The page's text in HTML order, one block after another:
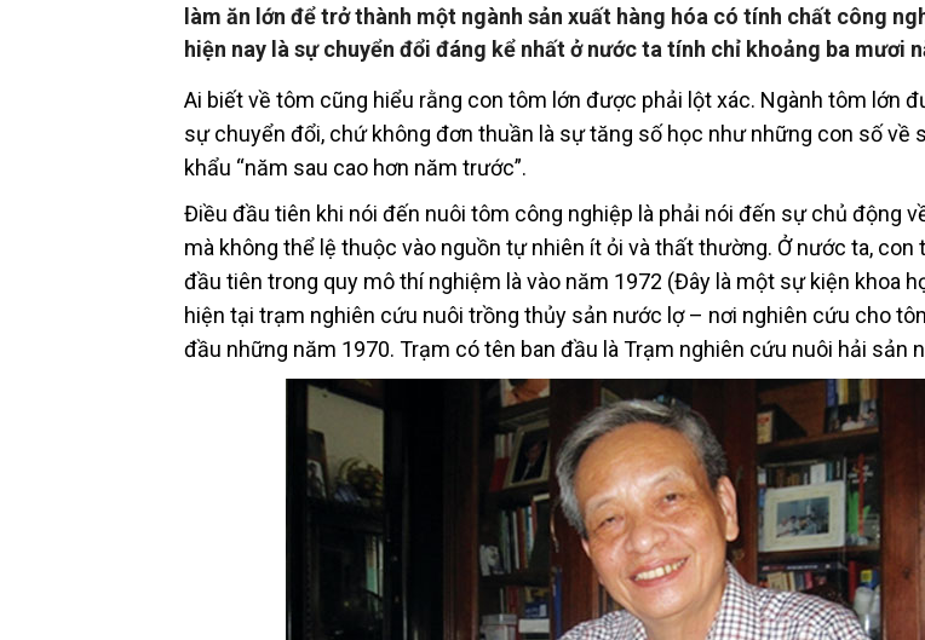
làm ăn lớn để trở thành một ngành sản xuất hàng hóa có tính chất công
hiện nay là sự chuyển đổi đáng kể nhất ở nước ta tính chỉ khoảng ba mươi
Ai biết về tôm cũng hiểu rằng con tôm lớn được phải lột xác. Ngành tôm lớn
sự chuyển đổi, chứ không đơn thuần là sự tăng số học như những con số về
khẩu “năm sau cao hơn năm trước”.
Điều đầu tiên khi nói đến nuôi tôm công nghiệp là phải nói đến sự chủ động
mà không thể lệ thuộc vào nguồn tự nhiên ít ỏi và thất thường. Ở nước ta,
đầu tiên trong quy mô thí nghiệm là vào năm 1972 (Đây là một sự kiện khoa
hiện tại trạm nghiên cứu nuôi trồng thủy sản nước lợ – nơi nghiên cứu cho
đầu những năm 1970. Trạm có tên ban đầu là Trạm nghiên cứu nuôi hải sản